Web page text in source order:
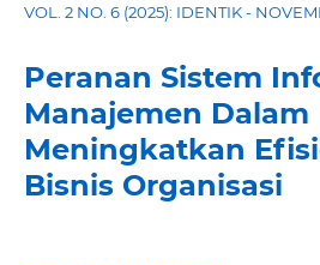
VOL. 2 NO. 6 (2025): IDENTIK -
Peranan Sistem
Manajemen Dalam
Meningkatkan
Bisnis Organisasi